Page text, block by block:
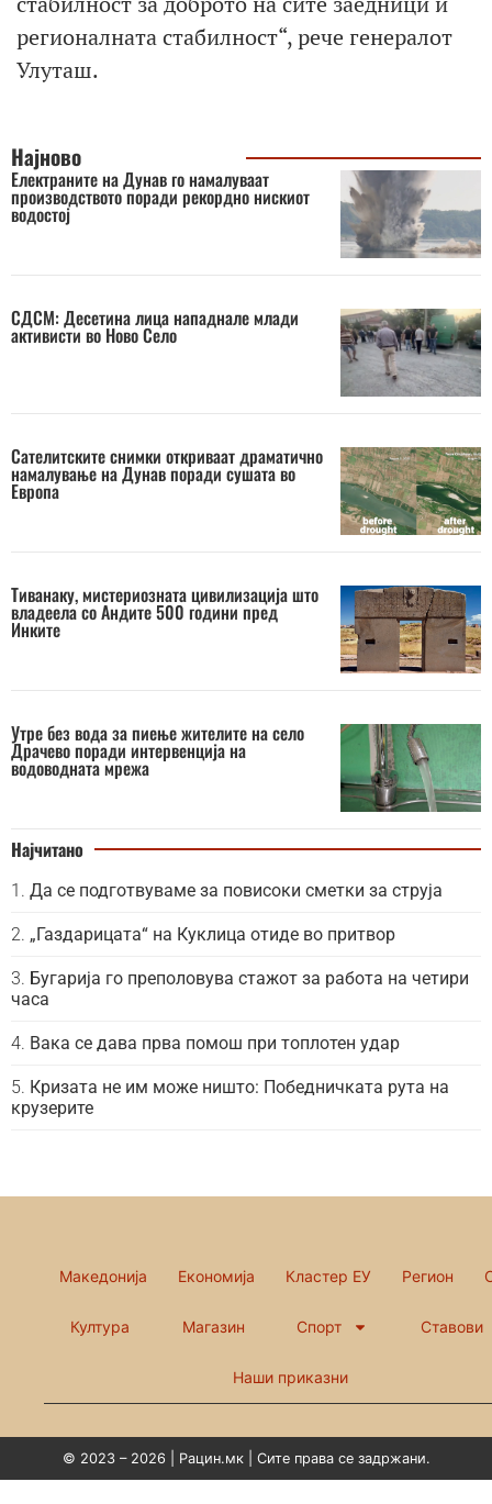
регионалната стабилност“, рече генералот
Улуташ.
Најново
Електраните на Дунав го намалуваат
производството поради рекордно нискиот
водостој
СДСМ: Десетина лица нападнале млади
активисти во Ново Село
Сателитските снимки откриваат драматично
намалување на Дунав поради сушата во
Европа
Тиванаку, мистериозната цивилизација што
владеела со Андите 500 години пред
Инките
Утре без вода за пиење жителите на село
Драчево поради интервенција на
водоводната мрежа
Најчитано
Да се подготвуваме за повисоки сметки за струја
„Газдарицата“ на Куклица отиде во притвор
Бугарија го преполовува стажот за работа на четири
часа
Вака се дава прва помош при топлотен удар
Кризата не им може ништо: Победничката рута на
крузерите
Македонија Економија Кластер ЕУ Регион
Култура Магазин Спорт Ставови
Наши приказни
© 2023 – 2026 | Рацин.мк | Сите права се задржани.